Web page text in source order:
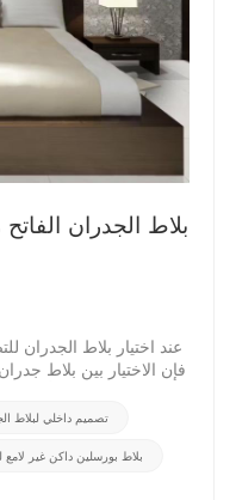
بلاط الجدران
عند اختيار بلاط الجدران
فإن الاختيار بين بلاط
والتوازن البصري
المستخدمة، لكن الخيار
تصميم داخلي لبلاط
بلاط بورسلين داكن غير لامع